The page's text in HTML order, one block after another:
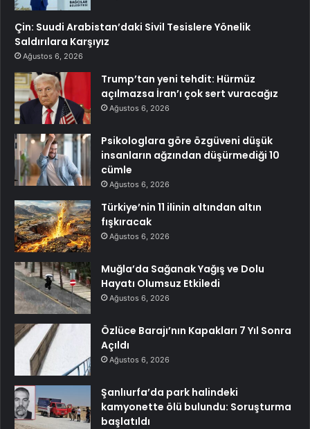
Çin: Suudi Arabistan’daki Sivil Tesislere Yönelik
Saldırılara Karşıyız
Ağustos 6, 2026
Trump’tan yeni tehdit: Hürmüz
açılmazsa İran’ı çok sert vuracağız
Ağustos 6, 2026
Psikologlara göre özgüveni düşük
insanların ağzından düşürmediği 10
cümle
Ağustos 6, 2026
Türkiye’nin 11 ilinin altından altın
fışkıracak
Ağustos 6, 2026
Muğla’da Sağanak Yağış ve Dolu
Hayatı Olumsuz Etkiledi
Ağustos 6, 2026
Özlüce Barajı’nın Kapakları 7 Yıl Sonra
Açıldı
Ağustos 6, 2026
Şanlıurfa’da park halindeki
kamyonette ölü bulundu: Soruşturma
başlatıldı